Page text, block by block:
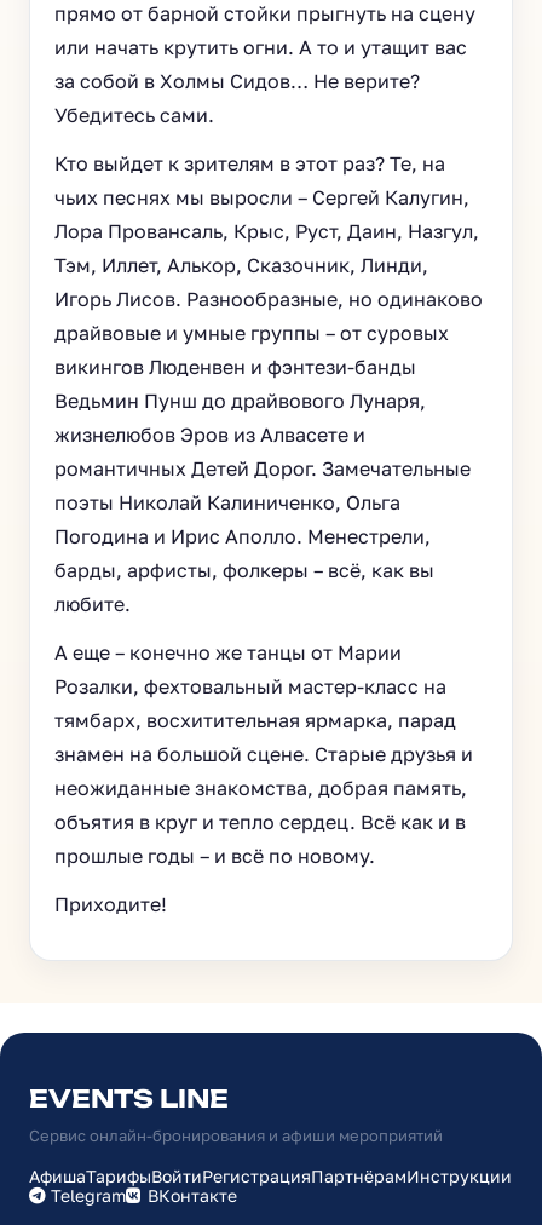
прямо от барной стойки прыгнуть на сцену
или начать крутить огни. А то и утащит вас
за собой в Холмы Сидов… Не верите?
Убедитесь сами.
Кто выйдет к зрителям в этот раз? Те, на
чьих песнях мы выросли – Сергей Калугин,
Лора Провансаль, Крыс, Руст, Даин, Назгул,
Тэм, Иллет, Алькор, Сказочник, Линди,
Игорь Лисов. Разнообразные, но одинаково
драйвовые и умные группы – от суровых
викингов Люденвен и фэнтези-банды
Ведьмин Пунш до драйвового Лунаря,
жизнелюбов Эров из Алвасете и
романтичных Детей Дорог. Замечательные
поэты Николай Калиниченко, Ольга
Погодина и Ирис Аполло. Менестрели,
барды, арфисты, фолкеры – всё, как вы
любите.
А еще – конечно же танцы от Марии
Розалки, фехтовальный мастер-класс на
тямбарх, восхитительная ярмарка, парад
знамен на большой сцене. Старые друзья и
неожиданные знакомства, добрая память,
объятия в круг и тепло сердец. Всё как и в
прошлые годы – и всё по новому.
Приходите!
EVENTS LINE
Сервис онлайн-бронирования и афиши мероприятий
АфишаТарифыВойтиРегистрацияПартнёрамИнструкции
Telegram
ВКонтакте